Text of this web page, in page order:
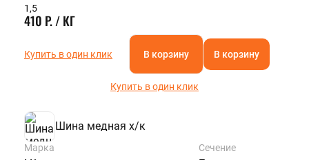
1,5
410 Р. / КГ
Купить в один клик В корзину В корзину
Купить в один клик
Шина медная х/к
Марка
Сечение